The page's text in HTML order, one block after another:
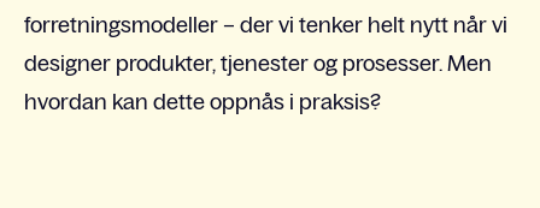
forretningsmodeller – der vi tenker helt nytt når vi
designer produkter, tjenester og prosesser. Men
hvordan kan dette oppnås i praksis?